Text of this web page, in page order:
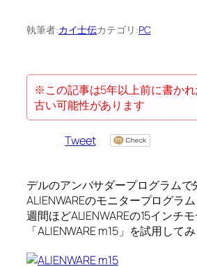
執筆者:カイ士伝カテゴリ:PC
※この記事は5年以上前に書か
古い可能性があります
Tweet
デルのアンバサダープログラムで
ALIENWAREのモニタープログラ
週間ほどALIENWAREの15インチ
「ALIENWARE m15」を試用してみ